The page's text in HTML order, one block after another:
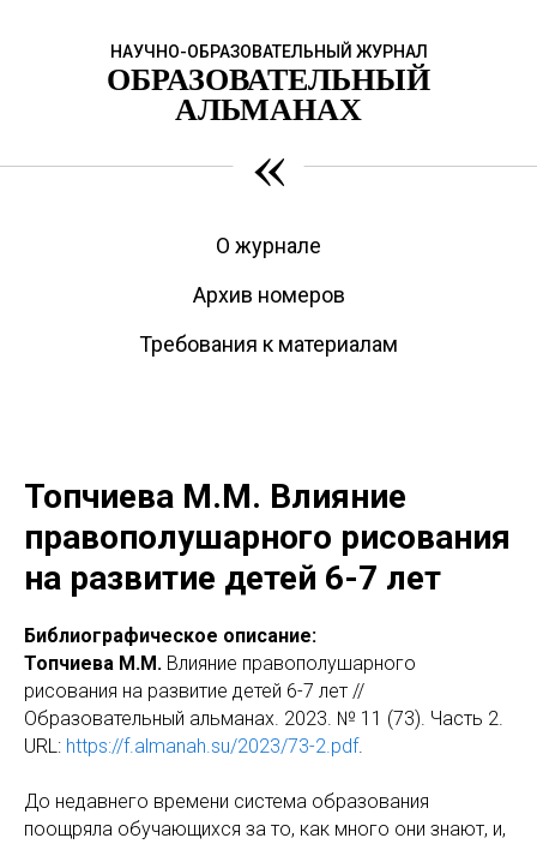
НАУЧНО-ОБРАЗОВАТЕЛЬНЫЙ ЖУРНАЛ
ОБРАЗОВАТЕЛЬНЫЙ
АЛЬМАНАХ
«
О журнале
Архив номеров
Требования к материалам
Топчиева М.М. Влияние
правополушарного рисования
на развитие детей 6-7 лет
Библиографическое описание:
Топчиева М.М. Влияние правополушарного
рисования на развитие детей 6-7 лет //
Образовательный альманах. 2023. № 11 (73). Часть 2.
URL: https://f.almanah.su/2023/73-2.pdf.
До недавнего времени система образования
поощряла обучающихся за то, как много они знают, и,